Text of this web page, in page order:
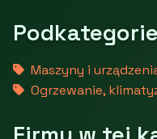
Podkategorie
Maszyny i
Ogrzewanie,